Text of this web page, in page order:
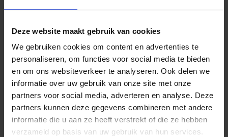
Deze website maakt gebruik van cookies
We gebruiken cookies om content en advertenties te
personaliseren, om functies voor social media te bieden
en om ons websiteverkeer te analyseren. Ook delen we
informatie over uw gebruik van onze site met onze
partners voor social media, adverteren en analyse. Deze
partners kunnen deze gegevens combineren met andere
informatie die u aan ze heeft verstrekt of die ze hebben
verzameld op basis van uw gebruik van hun services.